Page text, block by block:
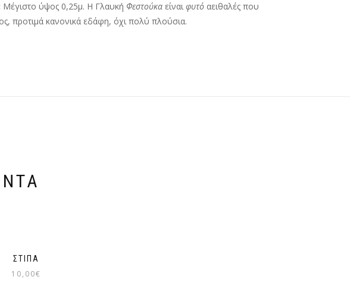
Μέγιστο ύψος 0,25μ. Η Γλαυκή Φεστούκα είναιφυτό αειθαλές που
προτιμά κανονικά εδάφη, όχι πολύ πλούσια.
ΣΤΊΠΑ
10,00€